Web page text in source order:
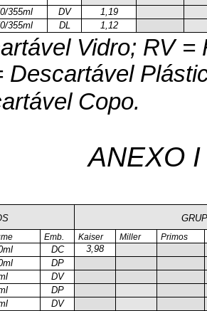
355ml DV
1,19
355ml DL 1,12
Vidro; RV =
Descartável
Copo.
ANEXO
Emb. Kaiser Miller Primos
DC
3,98
DP
DV
DP
DV